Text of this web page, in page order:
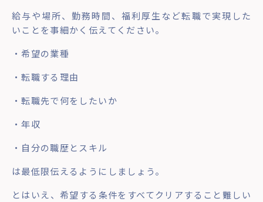
給与や場所、勤務時間、福利厚生など転職で実現した
いことを事細かく伝えてください。
・希望の業種
・転職する理由
・転職先で何をしたいか
・年収
・自分の職歴とスキル
は最低限伝えるようにしましょう。
とはいえ、希望する条件をすべてクリアすること難しい